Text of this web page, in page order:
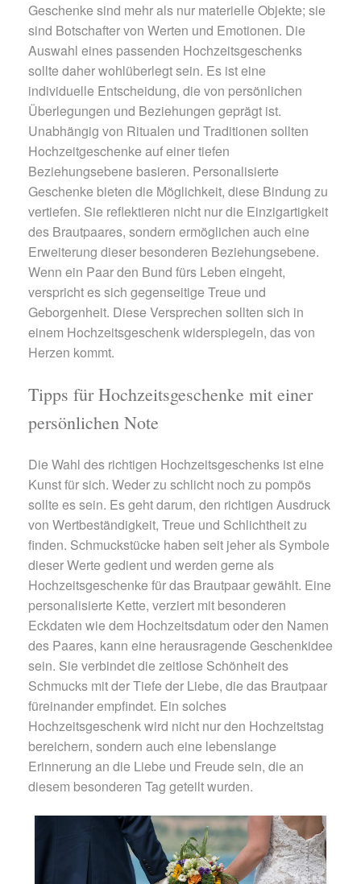
Geschenke sind mehr als nur materielle Objekte; sie
sind Botschafter von Werten und Emotionen. Die
Auswahl eines passenden Hochzeitsgeschenks
sollte daher wohlüberlegt sein. Es ist eine
individuelle Entscheidung, die von persönlichen
Überlegungen und Beziehungen geprägt ist.
Unabhängig von Ritualen und Traditionen sollten
Hochzeitgeschenke auf einer tiefen
Beziehungsebene basieren. Personalisierte
Geschenke bieten die Möglichkeit, diese Bindung zu
vertiefen. Sie reflektieren nicht nur die Einzigartigkeit
des Brautpaares, sondern ermöglichen auch eine
Erweiterung dieser besonderen Beziehungsebene.
Wenn ein Paar den Bund fürs Leben eingeht,
verspricht es sich gegenseitige Treue und
Geborgenheit. Diese Versprechen sollten sich in
einem Hochzeitsgeschenk widerspiegeln, das von
Herzen kommt.
Tipps für Hochzeitsgeschenke mit einer
persönlichen Note
Die Wahl des richtigen Hochzeitsgeschenks ist eine
Kunst für sich. Weder zu schlicht noch zu pompös
sollte es sein. Es geht darum, den richtigen Ausdruck
von Wertbeständigkeit, Treue und Schlichtheit zu
finden. Schmuckstücke haben seit jeher als Symbole
dieser Werte gedient und werden gerne als
Hochzeitsgeschenke für das Brautpaar gewählt. Eine
personalisierte Kette, verziert mit besonderen
Eckdaten wie dem Hochzeitsdatum oder den Namen
des Paares, kann eine herausragende Geschenkidee
sein. Sie verbindet die zeitlose Schönheit des
Schmucks mit der Tiefe der Liebe, die das Brautpaar
füreinander empfindet. Ein solches
Hochzeitsgeschenk wird nicht nur den Hochzeitstag
bereichern, sondern auch eine lebenslange
Erinnerung an die Liebe und Freude sein, die an
diesem besonderen Tag geteilt wurden.